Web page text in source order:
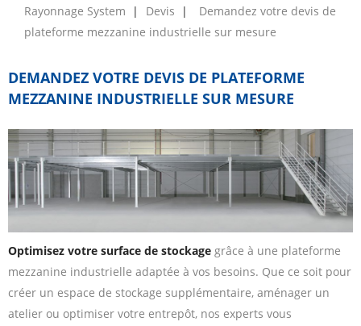
Rayonnage System Devis
Demandez votre devis de
plateforme mezzanine industrielle sur mesure
DEMANDEZ VOTRE DEVIS DE PLATEFORME
MEZZANINE INDUSTRIELLE SUR MESURE
Optimisez votre surface de stockage grâce à une plateforme
mezzanine industrielle adaptée à vos besoins. Que ce soit pour
créer un espace de stockage supplémentaire, aménager un
atelier ou optimiser votre entrepôt, nos experts vous